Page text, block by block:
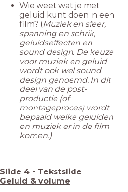
Wie weet wat je met
geluid kunt doen in een
film? (Muziek en sfeer,
spanning en schrik,
geluidseffecten en
sound design. De keuze
voor muziek en geluid
wordt ook wel sound
design genoemd. In dit
deel van de post-
productie (of
montageproces) wordt
bepaald welke geluiden
en muziek er in de film
komen.)
Slide 4 - Tekstslide
Geluid & volume